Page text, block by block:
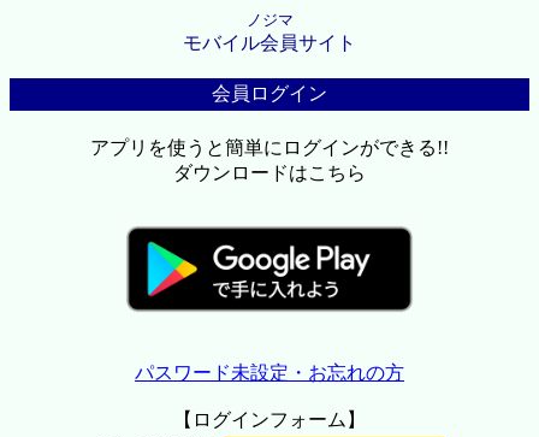
ノジマ
モバイル会員サイト
会員ログイン
アプリを使うと簡単にログインができる!!
ダウンロードはこちら
パスワード未設定・お忘れの方
【ログインフォーム】